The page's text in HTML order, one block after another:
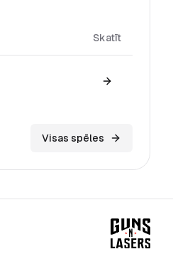
Skatīt
View game
Visas spēles